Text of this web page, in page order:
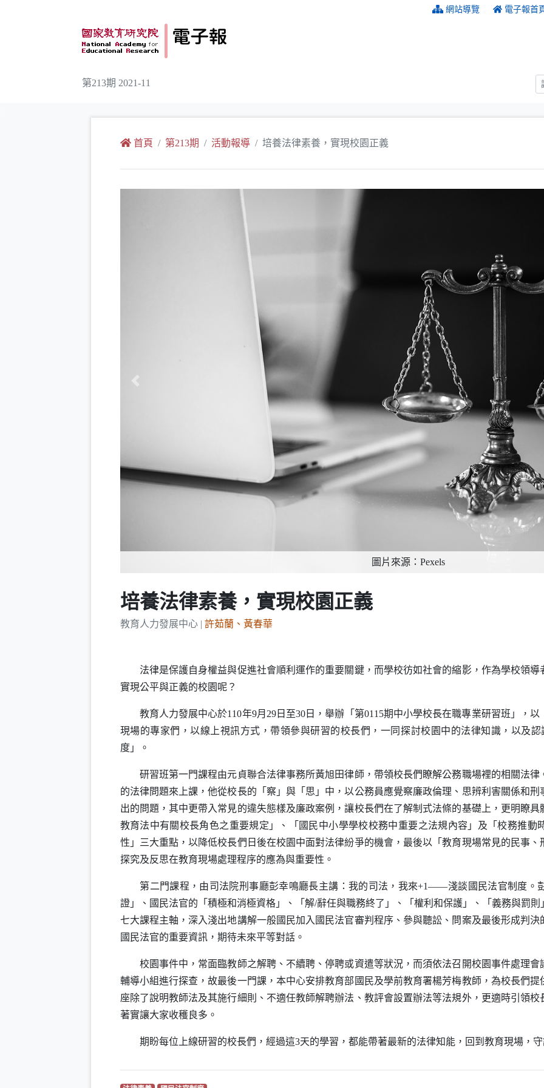
網站導覽 電子報首
第213期 2021-11
首頁 第213期 活動報導 培養法律素養，實現校園正義
圖片來源：Pexels
培養法律素養，實現校園正義
教育人力發展中心 | 許茹蘭、黃春華
法律是保護自身權益與促進社會順利運作的重要關鍵，而學校彷如社會的縮影，作為學校領導
實現公平與正義的校園呢？
教育人力發展中心於110年9月29日至30日，舉辦「第0115期中小學校長在職專業研習班」，以
現場的專家們，以線上視訊方式，帶領參與研習的校長們，一同探討校園中的法律知識，以及
度」。
研習班第一門課程由元貞聯合法律事務所黃旭田律師，帶領校長們瞭解公務職場裡的相關法律
的法律問題來上課，他從校長的「察」與「思」中，以公務員應覺察廉政倫理、思辨利害關係和
出的問題，其中更帶入常見的違失態樣及廉政案例，讓校長們在了解制式法條的基礎上，更明瞭
教育法中有關校長角色之重要規定」、「國民中小學學校校務中重要之法規內容」及「校務推動
性」三大重點，以降低校長們日後在校園中面對法律紛爭的機會，最後以「教育現場常見的民事
探究及反思在教育現場處理程序的應為與重要性。
第二門課程，由司法院刑事廳彭幸鳴廳長主講：我的司法，我來+1——淺談國民法官制度。
證」、國民法官的「積極和消極資格」、「解/辭任與職務終了」、「權利和保護」、「義務與罰
七大課程主軸，深入淺出地講解一般國民加入國民法官審判程序、參與聽訟、問案及最後形成判
國民法官的重要資訊，期待未來平等對話。
校園事件中，常面臨教師之解聘、不續聘、停聘或資遣等狀況，而須依法召開校園事件處理會
輔導小組進行探查，故最後一門課，本中心安排教育部國民及學前教育署楊芳梅教師，為校長們
座除了說明教師法及其施行細則、不適任教師解聘辦法、教評會設置辦法等法規外，更適時引領
著實讓大家收穫良多。
期盼每位上線研習的校長們，經過這3天的學習，都能帶著最新的法律知能，回到教育現場，守